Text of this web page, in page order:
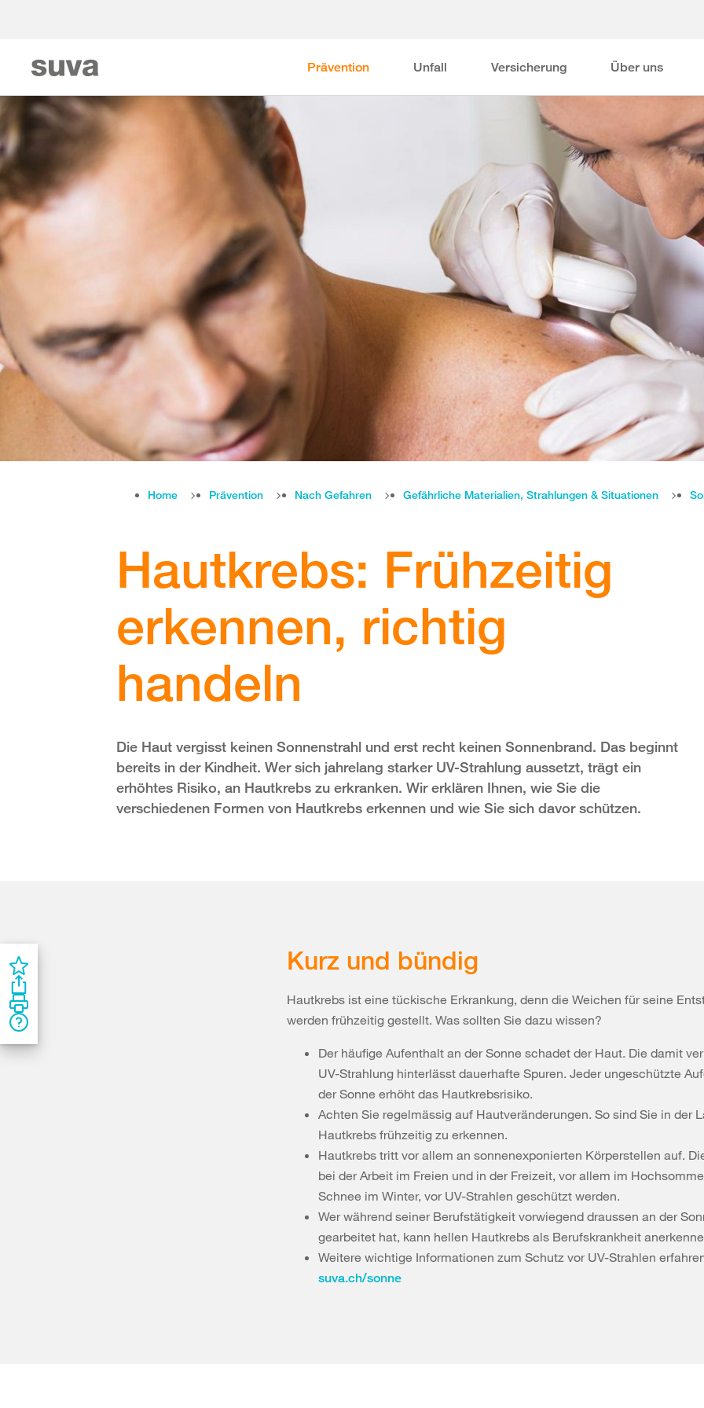
Prävention Unfall Versicherung Über uns
Home Prävention Nach Gefahren Gefährliche Materialien, Strahlungen & Situationen
Hautkrebs: Frühzeitig
erkennen, richtig
handeln
Die Haut vergisst keinen Sonnenstrahl und erst recht keinen Sonnenbrand. Das beginnt
bereits in der Kindheit. Wer sich jahrelang starker UV-Strahlung aussetzt, trägt ein
erhöhtes Risiko, an Hautkrebs zu erkranken. Wir erklären Ihnen, wie Sie die
verschiedenen Formen von Hautkrebs erkennen und wie Sie sich davor schützen.
Kurz und bündig
Hautkrebs ist eine tückische Erkrankung, denn die Weichen für seine
werden frühzeitig gestellt. Was sollten Sie dazu wissen?
Der häufige Aufenthalt an der Sonne schadet der Haut. Die damit
UV-Strahlung hinterlässt dauerhafte Spuren. Jeder ungeschützte
der Sonne erhöht das Hautkrebsrisiko.
Achten Sie regelmässig auf Hautveränderungen. So sind Sie in der
Hautkrebs frühzeitig zu erkennen.
Hautkrebs tritt vor allem an sonnenexponierten Körperstellen auf.
bei der Arbeit im Freien und in der Freizeit, vor allem im
Schnee im Winter, vor UV-Strahlen geschützt werden.
Wer während seiner Berufstätigkeit vorwiegend draussen an der
gearbeitet hat, kann hellen Hautkrebs als Berufskrankheit
Weitere wichtige Informationen zum Schutz vor UV-Strahlen
suva.ch/sonne